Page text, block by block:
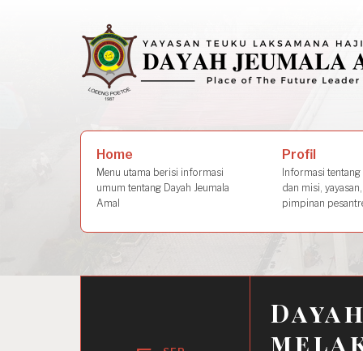
Home
Menu utama berisi informasi
umum tentang Dayah Jeumala
Amal
Profil
Informasi tentang
dan misi,
pimpinan